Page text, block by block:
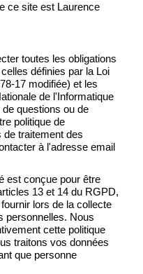
ce site est Laurence
toutes les obligations
définies par la Loi
17 modifiée) et les
de l'Informatique
questions ou de
politique de
de traitement des
à l'adresse email
est conçue pour être
13 et 14 du RGPD,
lors de la collecte
personnelles. Nous
cette politique
traitons vos données
que personne